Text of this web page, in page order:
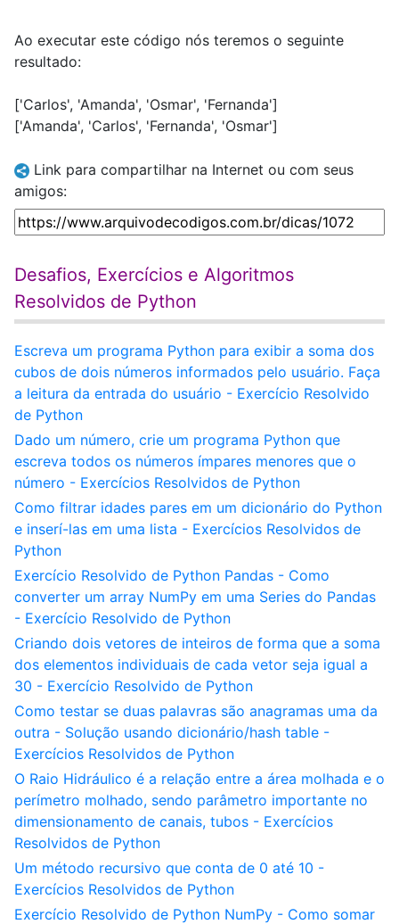
Ao executar este código nós teremos o seguinte
resultado:
['Carlos', 'Amanda', 'Osmar', 'Fernanda']
['Amanda', 'Carlos', 'Fernanda', 'Osmar']
Link para compartilhar na Internet ou com seus
amigos:
Desafios, Exercícios e Algoritmos
Resolvidos de Python
Escreva um programa Python para exibir a soma dos
cubos de dois números informados pelo usuário. Faça
a leitura da entrada do usuário - Exercício Resolvido
de Python
Dado um número, crie um programa Python que
escreva todos os números ímpares menores que o
número - Exercícios Resolvidos de Python
Como filtrar idades pares em um dicionário do Python
e inserí-las em uma lista - Exercícios Resolvidos de
Python
Exercício Resolvido de Python Pandas - Como
converter um array NumPy em uma Series do Pandas
- Exercício Resolvido de Python
Criando dois vetores de inteiros de forma que a soma
dos elementos individuais de cada vetor seja igual a
30 - Exercício Resolvido de Python
Como testar se duas palavras são anagramas uma da
outra - Solução usando dicionário/hash table -
Exercícios Resolvidos de Python
O Raio Hidráulico é a relação entre a área molhada e o
perímetro molhado, sendo parâmetro importante no
dimensionamento de canais, tubos - Exercícios
Resolvidos de Python
Um método recursivo que conta de 0 até 10 -
Exercícios Resolvidos de Python
Exercício Resolvido de Python NumPy - Como somar